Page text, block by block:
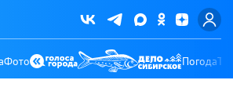
Фото Погода